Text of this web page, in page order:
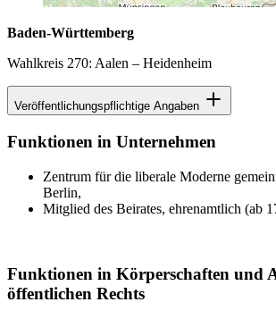
Baden-Württemberg
Wahlkreis 270: Aalen – Heidenheim
Veröffentlichungspflichtige Angaben
Funktionen in Unternehmen
Zentrum für die liberale Moderne
Berlin,
Mitglied des Beirates, ehrenamtlich (ab
Funktionen in Körperschaften und
öffentlichen Rechts